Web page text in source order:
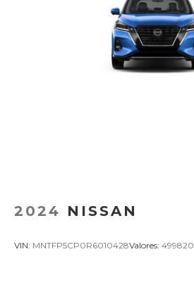
2024 NISSAN
VIN: MNTFP5CP0R6010428Valores: 499820